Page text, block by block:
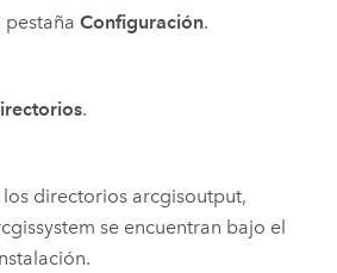
pestaña Configuración.
.
directorios arcgisoutput,
se encuentran bajo el